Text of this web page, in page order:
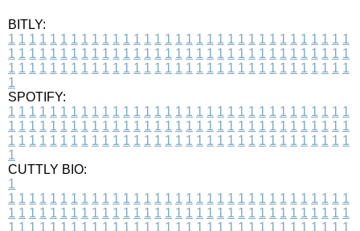
BITLY:
1 1 1 1 1 1 1 1 1 1 1 1 1 1 1 1 1 1 1 1 1 1 1 1 1 1 1 1 1 1 1 1 1
1 1 1 1 1 1 1 1 1 1 1 1 1 1 1 1 1 1 1 1 1 1 1 1 1 1 1 1 1 1 1 1 1
1 1 1 1 1 1 1 1 1 1 1 1 1 1 1 1 1 1 1 1 1 1 1 1 1 1 1 1 1 1 1 1 1
1
SPOTIFY:
1 1 1 1 1 1 1 1 1 1 1 1 1 1 1 1 1 1 1 1 1 1 1 1 1 1 1 1 1 1 1 1 1
1 1 1 1 1 1 1 1 1 1 1 1 1 1 1 1 1 1 1 1 1 1 1 1 1 1 1 1 1 1 1 1 1
1 1 1 1 1 1 1 1 1 1 1 1 1 1 1 1 1 1 1 1 1 1 1 1 1 1 1 1 1 1 1 1 1
1
CUTTLY BIO:
1
1 1 1 1 1 1 1 1 1 1 1 1 1 1 1 1 1 1 1 1 1 1 1 1 1 1 1 1 1 1 1 1 1
1 1 1 1 1 1 1 1 1 1 1 1 1 1 1 1 1 1 1 1 1 1 1 1 1 1 1 1 1 1 1 1 1
1 1 1 1 1 1 1 1 1 1 1 1 1 1 1 1 1 1 1 1 1 1 1 1 1 1 1 1 1 1 1 1 1